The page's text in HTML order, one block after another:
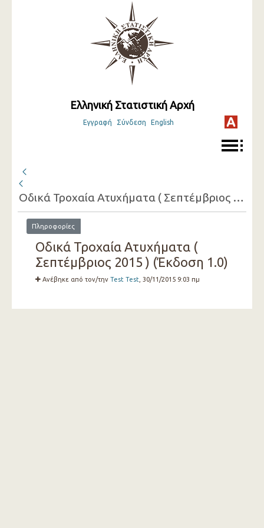
Ελληνική Στατιστική Αρχή
Εγγραφή Σύνδεση English
Οδικά Τροχαία Ατυχήματα ( Σεπτέμβριος 2015 )
Πληροφορίες
Οδικά Τροχαία Ατυχήματα (
Σεπτέμβριος 2015 ) (Έκδοση 1.0)
Ανέβηκε από τον/την Test Test , 30/11/2015 9:03 πμ